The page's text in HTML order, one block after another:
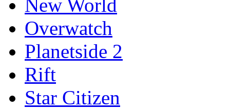
New World
Overwatch
Planetside 2
Rift
Star Citizen